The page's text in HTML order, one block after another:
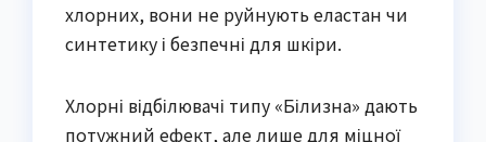
хлорних, вони не руйнують еластан чи
синтетику і безпечні для шкіри.
Хлорні відбілювачі типу «Білизна» дають
потужний ефект, але лише для міцної